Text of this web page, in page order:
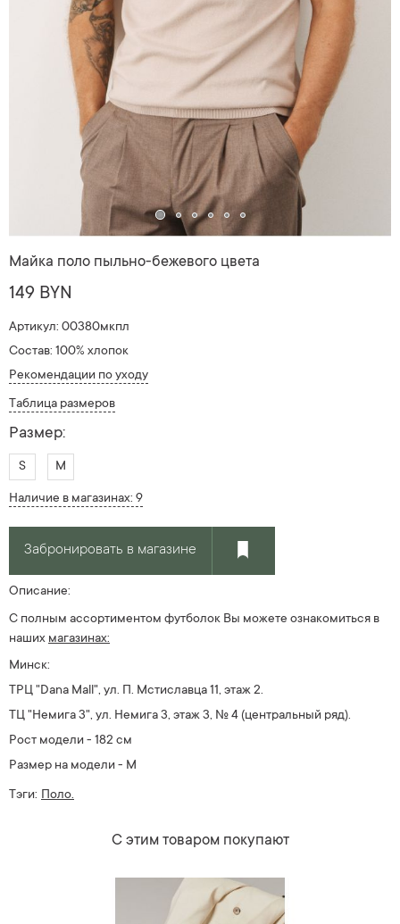
Майка поло пыльно-бежевого цвета
149 BYN
Артикул: 00380мкпл
Состав: 100% хлопок
Рекомендации по уходу
Таблица размеров
Размер:
S M
Наличие в магазинах: 9
Забронировать в магазине
Описание:
С полным ассортиментом футболок Вы можете ознакомиться в
наших магазинах:
Минск:
ТРЦ "Dana Mall", ул. П. Мстиславца 11, этаж 2.
ТЦ "Немига 3", ул. Немига 3, этаж 3, № 4 (центральный ряд).
Рост модели - 182 см
Размер на модели - M
Тэги: Поло.
С этим товаром покупают